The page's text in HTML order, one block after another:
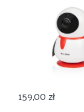
159,00zł